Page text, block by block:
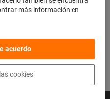
más información en
acuerdo
cookies